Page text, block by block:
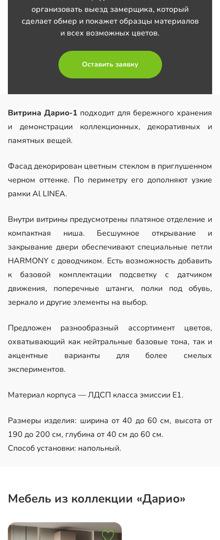
организовать выезд замерщика, который
сделает обмер и покажет образцы материалов
и всех возможных цветов.
Оставить заявку
Витрина Дарио-1 подходит для бережного хранения
и демонстрации коллекционных, декоративных и
памятных вещей.
Фасад декорирован цветным стеклом в приглушенном
черном оттенке. По периметру его дополняют узкие
рамки Al LINEA.
Внутри витрины предусмотрены платяное отделение и
компактная ниша. Бесшумное открывание и
закрывание двери обеспечивают специальные петли
HARMONY с доводчиком. Есть возможность добавить
к базовой комплектации подсветку с датчиком
движения, поперечные штанги, полки под обувь,
зеркало и другие элементы на выбор.
Предложен разнообразный ассортимент цветов,
охватывающий как нейтральные базовые тона, так и
акцентные варианты для более смелых
экспериментов.
Материал корпуса — ЛДСП класса эмиссии Е1.
Размеры изделия: ширина от 40 до 60 см, высота от
190 до 200 см, глубина от 40 см до 60 см.
Способ установки: напольный.
Мебель из коллекции «Дарио»